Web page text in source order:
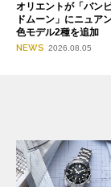
オリエントが「バン
ドムーン」にニュア
色モデル2種を追加
NEWS 2026.08.05